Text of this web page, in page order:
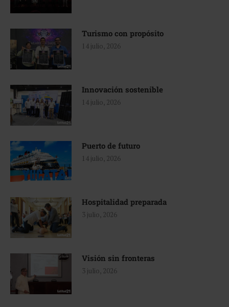
Turismo con propósito
14 julio, 2026
Innovación sostenible
14 julio, 2026
Puerto de futuro
14 julio, 2026
Hospitalidad preparada
3 julio, 2026
Visión sin fronteras
3 julio, 2026